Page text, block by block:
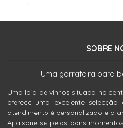
SOBRE
Uma garrafeira para
Uma loja de vinhos situada no
oferece uma excelente selecção
atendimento é personalizado e o
Apaixone-se pelos bons